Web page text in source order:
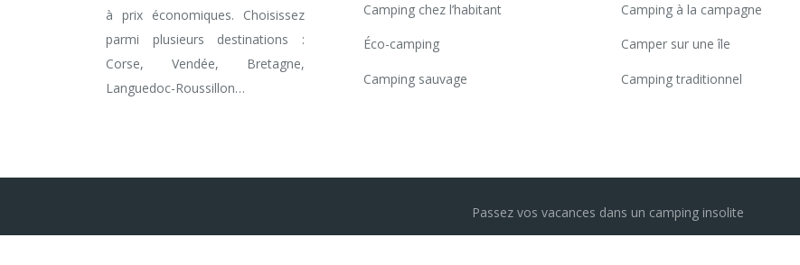
à prix économiques. Choisissez
parmi plusieurs destinations :
Corse, Vendée, Bretagne,
Languedoc-Roussillon…
Camping chez l’habitant
Éco-camping
Camping sauvage
Camping à la campagne
Camper sur une île
Camping traditionnel
Passez vos vacances dans un camping insolite